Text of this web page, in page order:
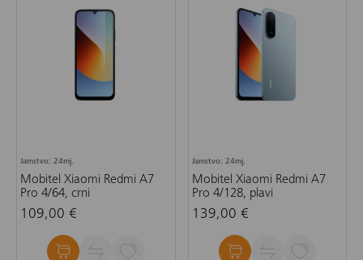
Jamstvo: 24mj.
Mobitel Xiaomi Redmi A7
Pro 4/64, crni
109,00 €
Jamstvo: 24mj.
Mobitel Xiaomi Redmi A7
Pro 4/128, plavi
139,00 €